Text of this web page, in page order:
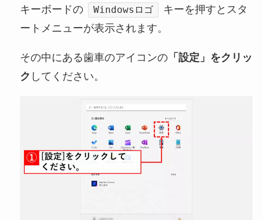
キーボードの Windowsロゴ
キーを押すとスタ
ートメニューが表示されます。
その中にある歯車のアイコンの「設定」をクリッ
ク してください。